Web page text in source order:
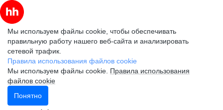
Мы используем файлы cookie, чтобы обеспечивать
правильную работу нашего веб-сайта и анализировать
сетевой трафик.
Правила использования файлов cookie
Мы используем файлы cookie. Правила использования
файлов cookie
Понятно